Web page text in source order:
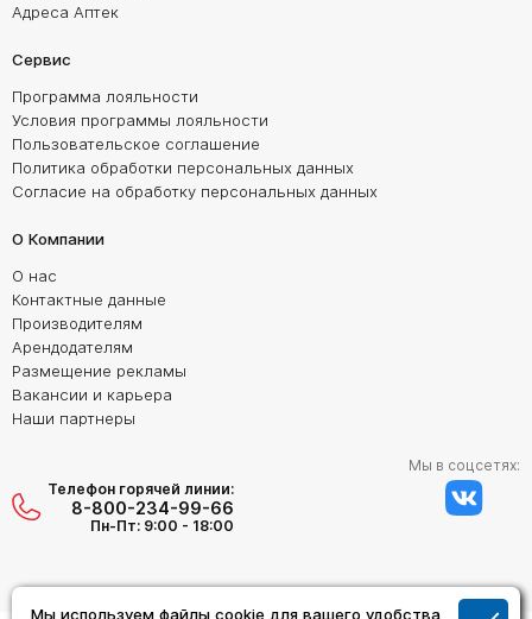
Мы используем файлы cookie для вашего удобства
Адреса Аптек
Сервис
Программа лояльности
Условия программы лояльности
Пользовательское соглашение
Политика обработки персональных данных
Согласие на обработку персональных данных
О Компании
О нас
Контактные данные
Производителям
Арендодателям
Размещение рекламы
Вакансии и карьера
Наши партнеры
Телефон горячей линии:
8-800-234-99-66
Пн-Пт: 9:00 - 18:00
Мы в соцсетях: